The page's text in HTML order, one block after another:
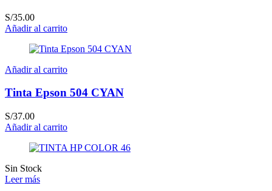
S/35.00
Añadir al carrito
Añadir al carrito
Tinta Epson 504 CYAN
S/37.00
Añadir al carrito
Sin Stock
Leer más